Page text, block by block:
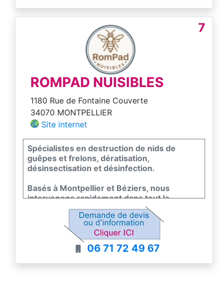
7
ROMPAD NUISIBLES
1180 Rue de Fontaine Couverte
34070 MONTPELLIER
Site internet
Spécialistes en destruction de nids de
guêpes et frelons, dératisation,
désinsectisation et désinfection.
Basés à Montpellier et Béziers, nous
intervenons rapidement dans tout le
département de l'Hérault, y compris pour
les nids situés en grande hauteur.
Notre savoir-faire et notre réactivité vous
garantissent une intervention efficace, en
06 71 72 49 67